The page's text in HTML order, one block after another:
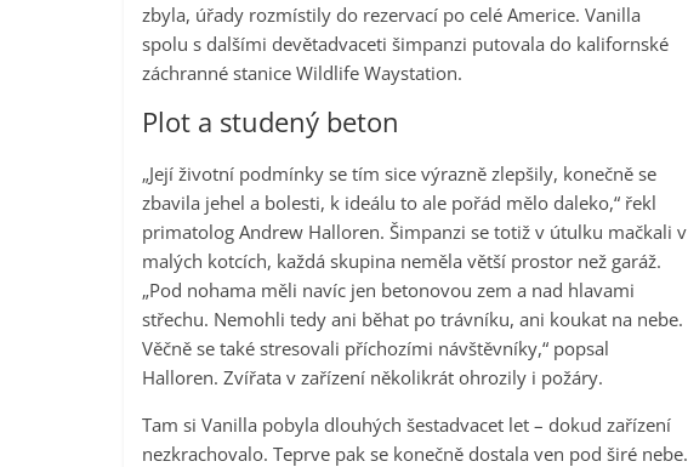
zbyla, úřady rozmístily do rezervací po celé Americe. Vanilla
spolu s dalšími devětadvaceti šimpanzi putovala do kalifornské
záchranné stanice Wildlife Waystation.
Plot a studený beton
„Její životní podmínky se tím sice výrazně zlepšily, konečně se
zbavila jehel a bolesti, k ideálu to ale pořád mělo daleko,“ řekl
primatolog Andrew Halloren. Šimpanzi se totiž v útulku mačkali v
malých kotcích, každá skupina neměla větší prostor než garáž.
„Pod nohama měli navíc jen betonovou zem a nad hlavami
střechu. Nemohli tedy ani běhat po trávníku, ani koukat na nebe.
Věčně se také stresovali příchozími návštěvníky,“ popsal
Halloren. Zvířata v zařízení několikrát ohrozily i požáry.
Tam si Vanilla pobyla dlouhých šestadvacet let – dokud zařízení
nezkrachovalo. Teprve pak se konečně dostala ven pod širé nebe.